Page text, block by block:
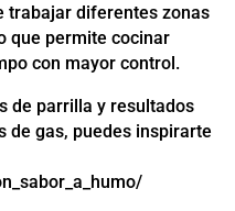
trabajar diferentes zonas
que permite cocinar
con mayor control.
de parrilla y resultados
de gas, puedes inspirarte